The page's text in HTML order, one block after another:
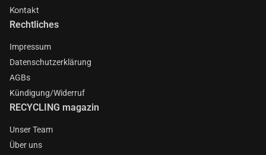
Kontakt
Rechtliches
Impressum
Datenschutzerklärung
AGBs
Kündigung/Widerruf
RECYCLING magazin
Unser Team
Über uns